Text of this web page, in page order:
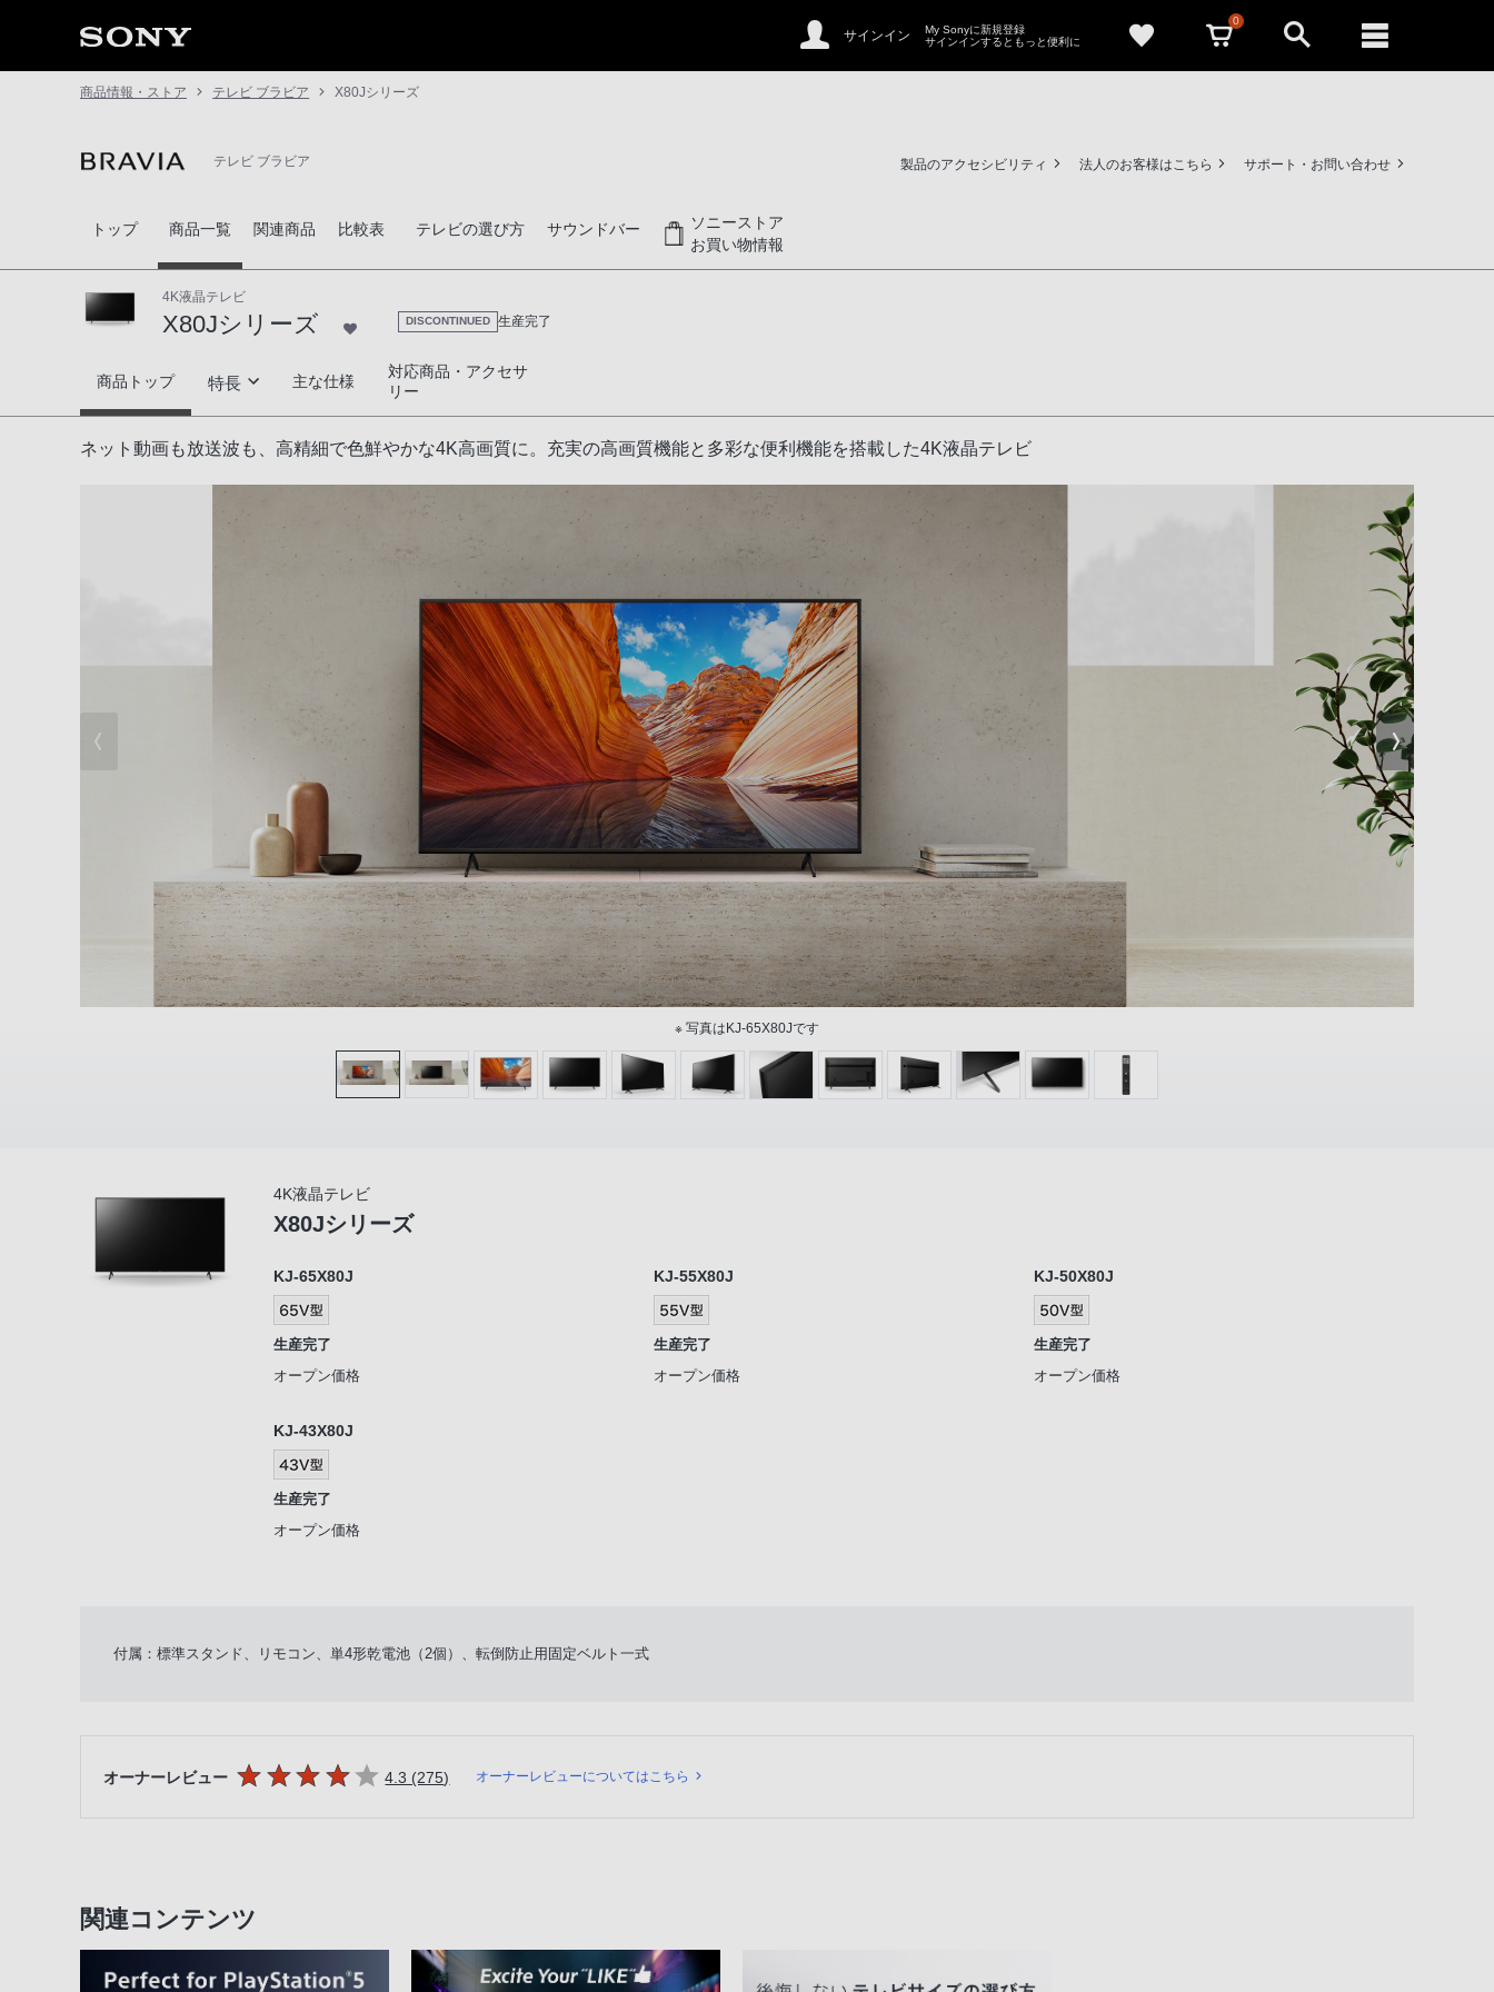
サインイン
My Sonyに新規登録
サインインするともっと便利に
0
商品情報・ストア テレビ ブラビア X80Jシリーズ
テレビ ブラビア 製品のアクセシビリティ 法人のお客様はこちら サポート・お問い合わせ
トップ 商品一覧 関連商品 比較表 テレビの選び方 サウンドバー
ソニーストア
お買い物情報
4K液晶テレビ
X80Jシリーズ DISCONTINUED 生産完了
X80Jシリーズ
商品トップ 特長
高画質
高音質
ネット動画を楽しむ
かんたん操作・機器連携
デザイン・安全設計
ソニー独自のアプリ
主な仕様
対応商品・アクセサ
リー
ネット動画も放送波も、高精細で色鮮やかな4K高画質に。充実の高画質機能と多彩な便利機能を搭載した4K液晶テレビ
※ 写真はKJ-65X80Jです
4K液晶テレビ
X80Jシリーズ
KJ-65X80J
生産完了
オープン価格
KJ-55X80J
生産完了
オープン価格
KJ-50X80J
生産完了
オープン価格
KJ-43X80J
生産完了
オープン価格
付属：標準スタンド、リモコン、単4形乾電池（2個）、転倒防止用固定ベルト一式
オーナーレビュー 5つの星のうち
4.3 (275件のレビュー
) オーナーレビューについてはこちら
関連コンテンツ